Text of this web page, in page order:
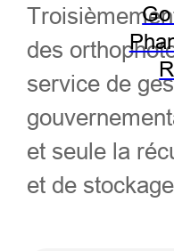
des
service de
et seule la
et de